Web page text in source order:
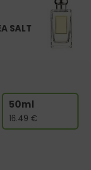
SALT
50ml
16.49 €